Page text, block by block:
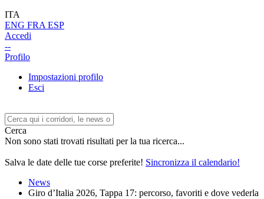
ITA
ENG FRA ESP
Accedi
--
Profilo
Impostazioni profilo
Esci
Cerca
Non sono stati trovati risultati per la tua ricerca...
Salva le date delle tue corse preferite! Sincronizza il calendario!
News
Giro d’Italia 2026, Tappa 17: percorso, favoriti e dove vederla